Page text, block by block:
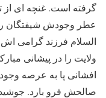
گرفته است. غنچه ای
عطر وجودش شیفتگان
السلام فرزند گرامی
ولایت را در پیشانی
افشانی پا به عرصه
صالحش فرو بارد.